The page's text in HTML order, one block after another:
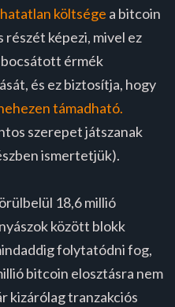
költsége a bitcoin
képezi, mivel ez
érmék
és ez biztosítja, hogy
támadható.
szerepet játszanak
ismertetjük).
18,6 millió
között blokk
folytatódni fog,
bitcoin elosztásra nem
kizárólag tranzakciós